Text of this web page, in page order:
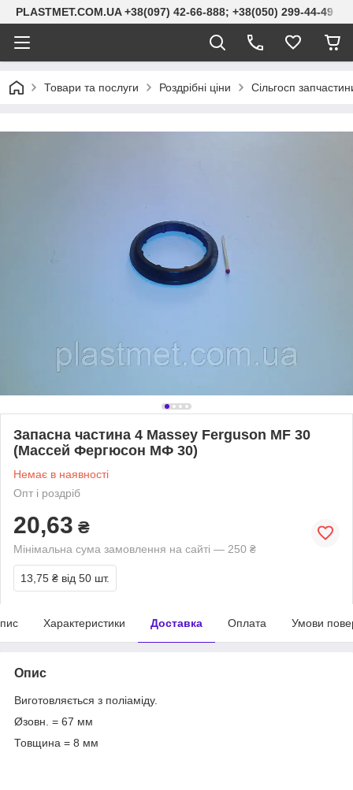
PLASTMET.COM.UA +38(097) 42-66-888; +38(050) 299-44-49
Товари та послуги Роздрібні ціни Сільгосп
Запасна частина 4 Massey Ferguson MF 30
(Массей Фергюсон МФ 30)
Немає в наявності
Опт і роздріб
20,63 ₴
Мінімальна сума замовлення на сайті — 250 ₴
13,75 ₴ від 50 шт.
Характеристики Доставка Оплата Умови
Опис
Виготовляється з поліаміду.
Øзовн. = 67 мм
Товщина = 8 мм